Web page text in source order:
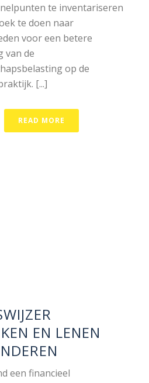
te inventariseren
te doen naar
voor een betere
van de
op de
[...]
READ MORE
EN LENEN
een financieel